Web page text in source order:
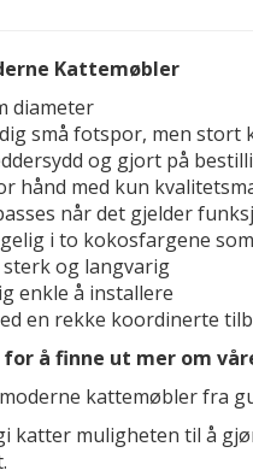
Kattemøbler
diameter
små fotspor, men stort
og gjort på
hånd med kun
når det gjelder
i to kokosfargene
og langvarig
enkle å installere
en rekke koordinerte
å finne ut mer om
kattemøbler fra
katter muligheten til å